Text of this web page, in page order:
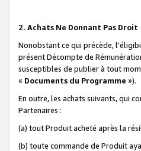
2. Achats Ne Donnant Pas Droit
Nonobstant ce qui précède,
présent Décompte de
susceptibles de publier à tout
« Documents du Programme »).
En outre, les achats suivants, qui
Partenaires :
(a) tout Produit acheté après la
(b) toute commande de Produit